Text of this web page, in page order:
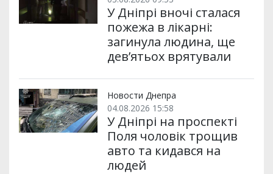
У Дніпрі вночі сталася
пожежа в лікарні:
загинула людина, ще
дев’ятьох врятували
Новости Днепра
04.08.2026 15:58
У Дніпрі на проспекті
Поля чоловік трощив
авто та кидався на
людей